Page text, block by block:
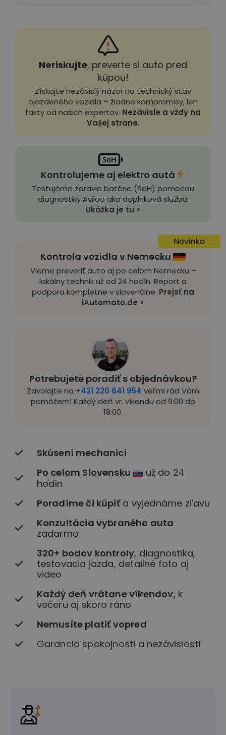
Potrebujete poradiť s objednávkou?
Zavolajte na +421 220 641 954 veľmi rád Vám
pomôžem! Každý deň vr. víkendu od 9:00 do
19:00.
Skúsení mechanici
Po celom Slovensku
už do 24
hodín
Poradíme či kúpiťa vyjednáme zľavu
Konzultácia vybraného auta
zadarmo
320+ bodov kontroly, diagnostika,
testovacia jazda, detailné foto aj
video
Každý deň vrátane víkendov, k
večeru aj skoro ráno
Nemusíte platiť vopred
Garancia spokojnosti a nezávislosti
Neriskujte, preverte si auto pred
kúpou!
Získajte nezávislý názor na technický stav
ojazdeného vozidla – žiadne kompromisy, len
fakty od našich expertov. Nezávisle a vždy na
Vašej strane.
Kontrolujeme aj elektro autá
Testujeme zdravie batérie (SoH) pomocou
diagnostiky Aviloo ako doplnková služba.
Ukážka je tu >
Novinka
Kontrola vozidla v Nemecku
Vieme preveriť auto aj po celom Nemecku –
lokálny technik už od 24 hodín. Report a
podpora kompletne v slovenčine. Prejsť na
iAutomato.de >